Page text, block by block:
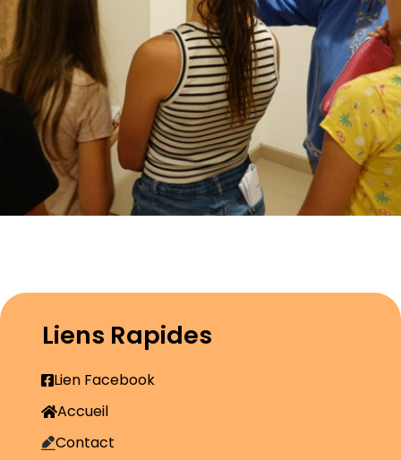
Liens Rapides
Lien Facebook
Accueil
Contact